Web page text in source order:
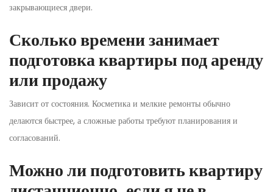
закрывающиеся двери.
Сколько времени занимает
подготовка квартиры под аренду
или продажу
Зависит от состояния. Косметика и мелкие ремонты обычно
делаются быстрее, а сложные работы требуют планирования и
согласований.
Можно ли подготовить квартиру